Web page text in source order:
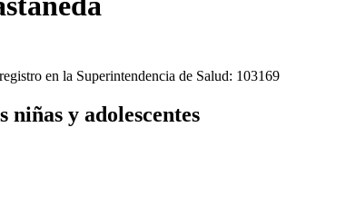
en la Superintendencia de Salud: 103169
niñas y adolescentes